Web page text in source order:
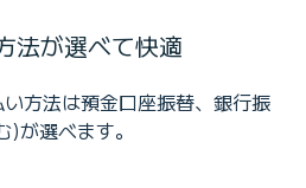
法が選べて快適
方法は預金口座振替、銀行振
が選べます。